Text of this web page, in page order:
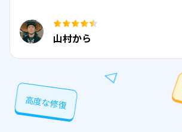
山村から
高度な修復